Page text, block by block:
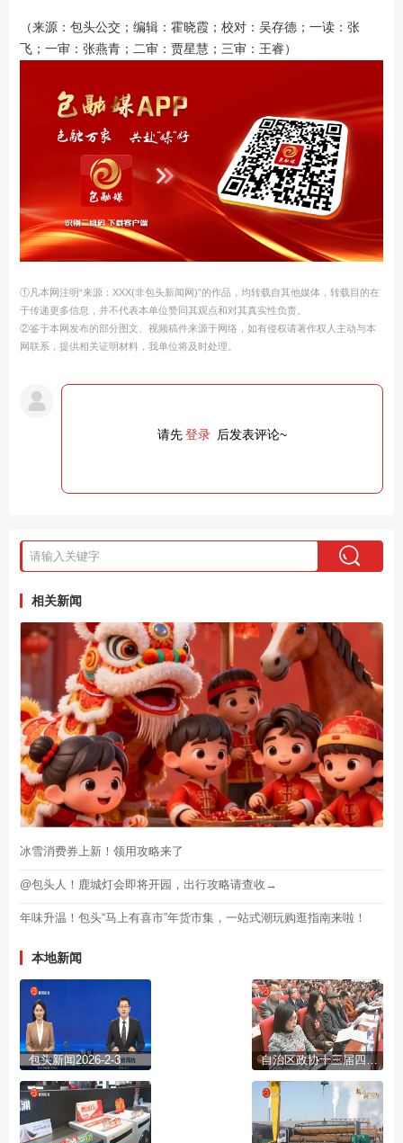
（来源：包头公交；编辑：霍晓霞；校对：吴存德；一读：张
飞；一审：张燕青；二审：贾星慧；三审：王睿）
①凡本网注明“来源：XXX(非包头新闻网)”的作品，均转载自其他媒体，转载目的在
于传递更多信息，并不代表本单位赞同其观点和对其真实性负责。
②鉴于本网发布的部分图文、视频稿件来源于网络，如有侵权请著作权人主动与本
网联系，提供相关证明材料，我单位将及时处理。
请先登录 后发表评论~
相关新闻
冰雪消费券上新！领用攻略来了
@包头人！鹿城灯会即将开园，出行攻略请查收→
年味升温！包头“马上有喜市”年货市集，一站式潮玩购逛指南来啦！
本地新闻
包头新闻2026-2-3 自治区政协十三届四次会议开幕